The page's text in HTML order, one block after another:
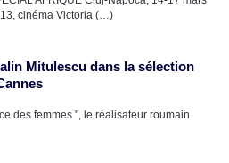
cinéma Victoria (…)
Mitulescu dans la sélection
des femmes ", le réalisateur roumain